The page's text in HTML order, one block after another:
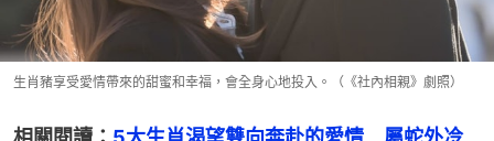
生肖豬享受愛情帶來的甜蜜和幸福，會全身心地投入。（《社內相親》劇照）